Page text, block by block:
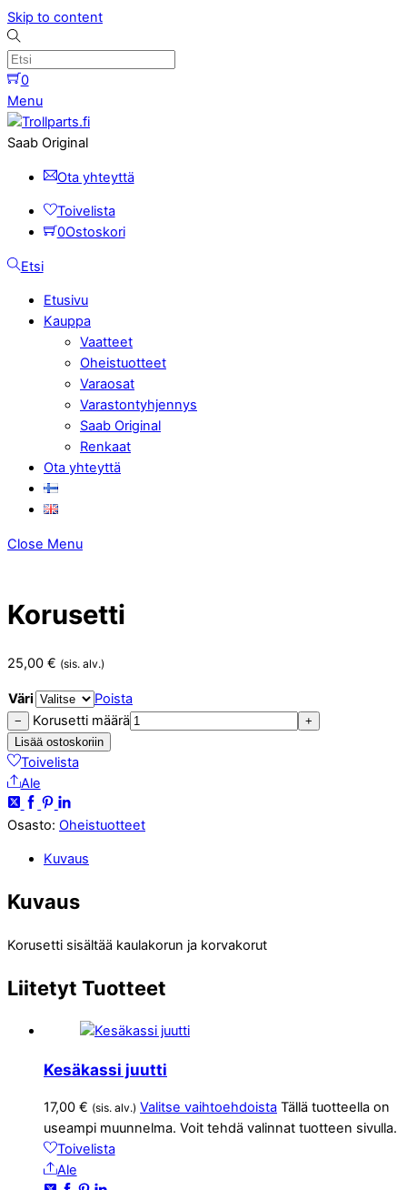
Skip to content
0
Menu
Saab Original
Ota yhteyttä
Toivelista
0Ostoskori
Etsi
Etusivu
Kauppa
Vaatteet
Oheistuotteet
Varaosat
Varastontyhjennys
Saab Original
Renkaat
Ota yhteyttä
Close Menu
Korusetti
25,00 € (sis. alv.)
Väri Poista
− Korusetti määrä
+
Lisää ostoskoriin
Toivelista
Ale
Osasto: Oheistuotteet
Kuvaus
Kuvaus
Korusetti sisältää kaulakorun ja korvakorut
Liitetyt Tuotteet
Kesäkassi juutti
17,00 € (sis. alv.) Valitse vaihtoehdoista Tällä tuotteella on
useampi muunnelma. Voit tehdä valinnat tuotteen sivulla.
Toivelista
Ale